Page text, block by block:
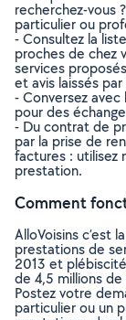
recherchez-vous
particulier ou
- Consultez la
proches de chez
services
et avis laissés
- Conversez
pour des
- Du contrat de
par la prise de
factures : utilisez
prestation.
Comment
AlloVoisins c’est
prestations de
2013 et
de 4,5 millions
Postez votre
particulier ou un